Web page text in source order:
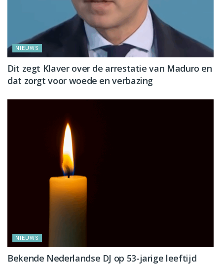
NIEUWS
Dit zegt Klaver over de arrestatie van Maduro en
dat zorgt voor woede en verbazing
NIEUWS
Bekende Nederlandse DJ op 53-jarige leeftijd